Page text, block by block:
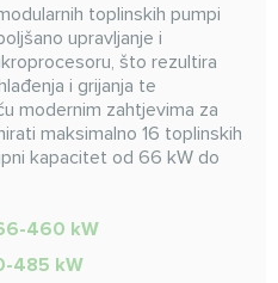
toplinskih pumpi
upravljanje i
što rezultira
i grijanja te
modernim zahtjevima za
maksimalno 16 toplinskih
kapacitet od 66 kW do
460 kW
485 kW